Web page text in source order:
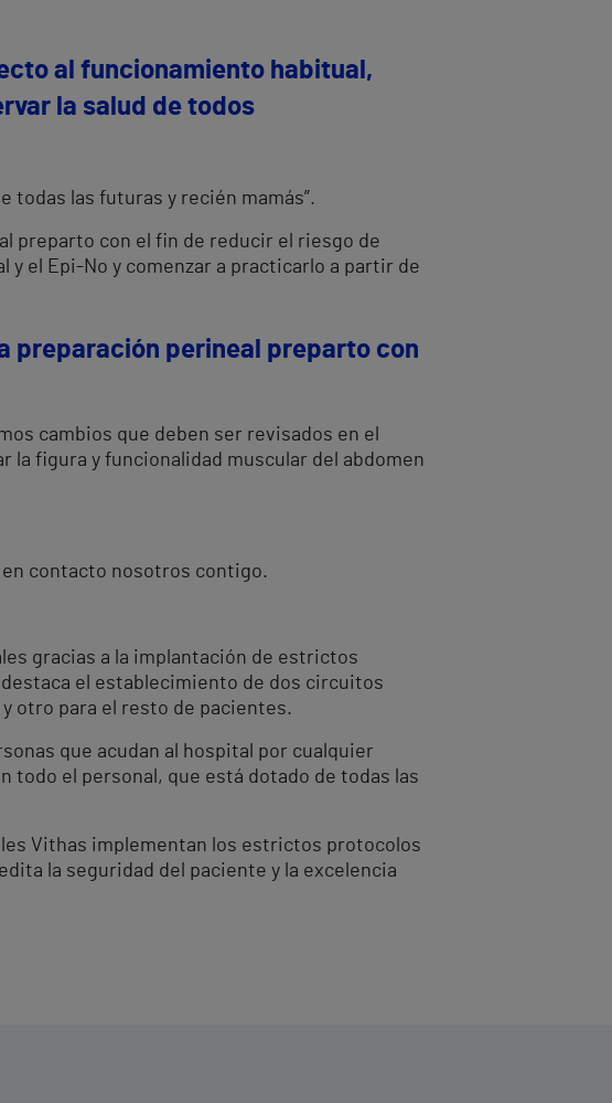
al funcionamiento habitual,
la salud de todos
todas las futuras y recién mamás”.
preparto con el fin de reducir el riesgo de
el Epi-No y comenzar a practicarlo a partir de
preparación perineal preparto con
cambios que deben ser revisados en el
la figura y funcionalidad muscular del abdomen
contacto nosotros contigo.
gracias a la implantación de estrictos
el establecimiento de dos circuitos
otro para el resto de pacientes.
que acudan al hospital por cualquier
todo el personal, que está dotado de todas las
Vithas implementan los estrictos protocolos
la seguridad del paciente y la excelencia